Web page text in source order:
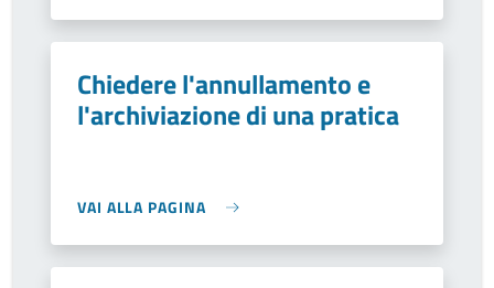
Chiedere l'annullamento e
l'archiviazione di una pratica
VAI ALLA PAGINA